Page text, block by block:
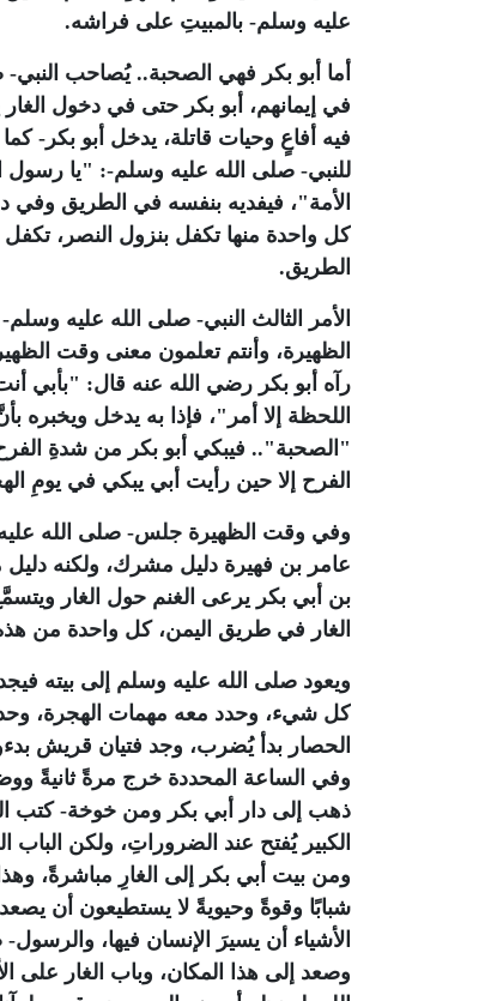
عليه وسلم- بالمبيتِ على فراشه.
أما أبو بكر فهي الصحبة.. يُصاحب
في إيمانهم، أبو بكر حتى في دخول
فيه أفاعٍ وحيات قاتلة، يدخل أبو بكر-
للنبي- صلى الله عليه وسلم-: "يا رسول
الأمة"، فيفديه بنفسه في الطريق وفي
كل واحدة منها تكفل بنزول النصر،
الطريق.
الأمر الثالث النبي- صلى الله عليه
الظهيرة، وأنتم تعلمون معنى وقت
رآه أبو بكر رضي الله عنه قال: "بأبي
اللحظة إلا أمر"، فإذا به يدخل ويخبره
"الصحبة".. فيبكي أبو بكر من شدةِ
الفرح إلا حين رأيت أبي يبكي في يومِ
وفي وقت الظهيرة جلس- صلى الله
عامر بن فهيرة دليل مشرك، ولكنه دليل
بن أبي بكر يرعى الغنم حول الغار
الغار في طريق اليمن، كل واحدة من
ويعود صلى الله عليه وسلم إلى بيته
كل شيء، وحدد معه مهمات الهجرة، وحدد
الحصار بدأ يُضرب، وجد فتيان قريش
وفي الساعة المحددة خرج مرةً ثانيةً
ذهب إلى دار أبي بكر ومن خوخة- كتب
الكبير يُفتح عند الضروراتِ، ولكن
ومن بيت أبي بكر إلى الغارِ مباشرةً،
شبابًا وقوةً وحيويةً لا يستطيعون أن
الأشياء أن يسيرَ الإنسان فيها،
وصعد إلى هذا المكان، وباب الغار على